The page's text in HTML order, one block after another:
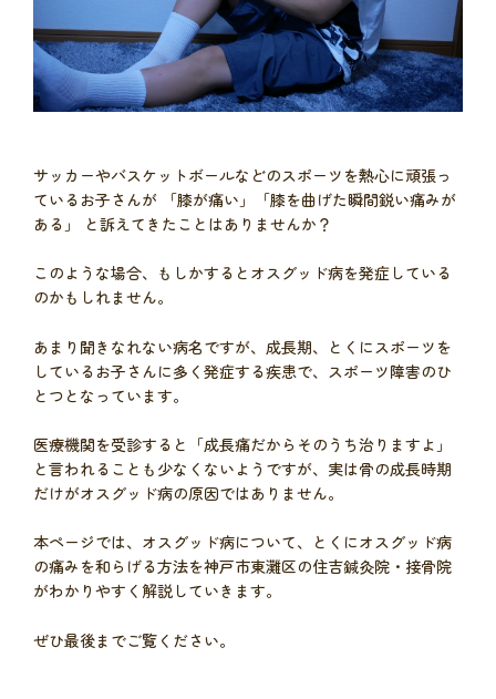
サッカーやバスケットボールなどのスポーツを熱心に頑張っ
ているお子さんが 「膝が痛い」「膝を曲げた瞬間鋭い痛みが
ある」 と訴えてきたことはありませんか？
このような場合、もしかするとオスグッド病を発症している
のかもしれません。
あまり聞きなれない病名ですが、成長期、とくにスポーツを
しているお子さんに多く発症する疾患で、スポーツ障害のひ
とつとなっています。
医療機関を受診すると「成長痛だからそのうち治りますよ」
と言われることも少なくないようですが、実は骨の成長時期
だけがオスグッド病の原因ではありません。
本ページでは、オスグッド病について、とくにオスグッド病
の痛みを和らげる方法を神戸市東灘区の住吉鍼灸院・接骨院
がわかりやすく解説していきます。
ぜひ最後までご覧ください。